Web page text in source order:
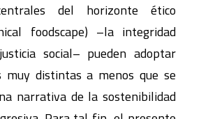
del horizonte ético
foodscape) –la integridad
social– pueden adoptar
muy distintas a menos que se
narrativa de la sostenibilidad